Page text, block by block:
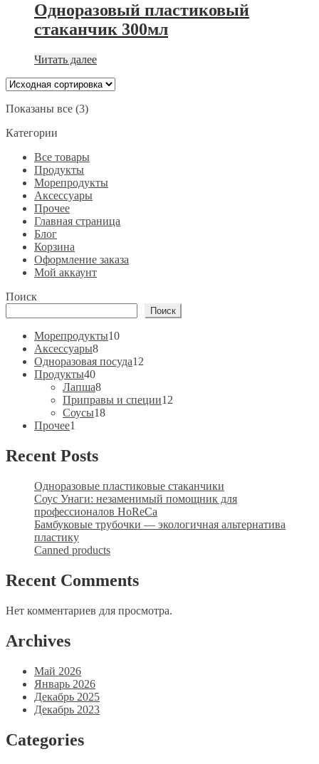
Одноразовый пластиковый
стаканчик 300мл
Читать далее
Показаны все (3)
Категории
Все товары
Продукты
Морепродукты
Аксессуары
Прочее
Главная страница
Блог
Корзина
Оформление заказа
Мой аккаунт
Поиск
Поиск
Морепродукты1010
Аксессуары88
товаров
Одноразовая посуда12
Продукты4040
товаров
Лапша88
товаров
Приправы и специи12
Соусы1818
Прочее1
Recent Posts
Одноразовые пластиковые стаканчики
Соус Унаги: незаменимый помощник для
профессионалов HoReCa
Бамбуковые трубочки — экологичная альтернатива
пластику
Canned products
Recent Comments
Нет комментариев для просмотра.
Archives
Май 2026
Январь 2026
Декабрь 2025
Декабрь 2023
Categories